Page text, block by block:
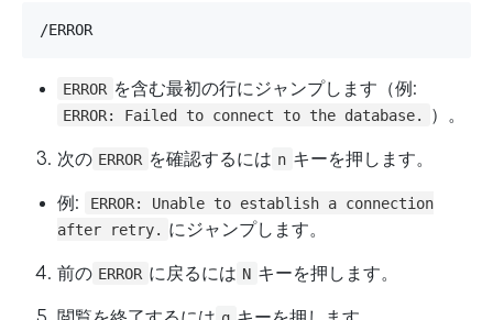
/ERROR
ERROR を含む最初の行にジャンプします（例:
ERROR: Failed to connect to the database. ）。
次の ERROR を確認するには n キーを押します。
例:
ERROR: Unable to establish a connection
after retry. にジャンプします。
前の ERROR に戻るには N キーを押します。